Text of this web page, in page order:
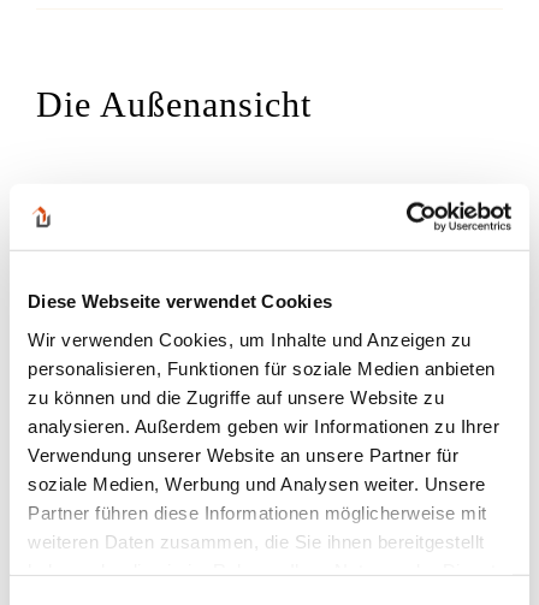
Diese Webseite verwendet Cookies
Wir verwenden Cookies, um Inhalte und Anzeigen zu
personalisieren, Funktionen für soziale Medien anbieten
zu können und die Zugriffe auf unsere Website zu
analysieren. Außerdem geben wir Informationen zu Ihrer
Verwendung unserer Website an unsere Partner für
soziale Medien, Werbung und Analysen weiter. Unsere
Partner führen diese Informationen möglicherweise mit
weiteren Daten zusammen, die Sie ihnen bereitgestellt
Die Außenansicht